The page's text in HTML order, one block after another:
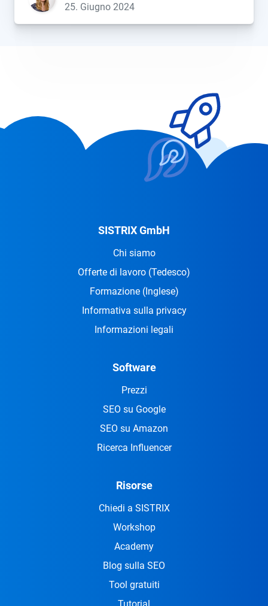
25. Giugno 2024
SISTRIX GmbH
Chi siamo
Offerte di lavoro (Tedesco)
Formazione (Inglese)
Informativa sulla privacy
Informazioni legali
Software
Prezzi
SEO su Google
SEO su Amazon
Ricerca Influencer
Risorse
Chiedi a SISTRIX
Workshop
Academy
Blog sulla SEO
Tool gratuiti